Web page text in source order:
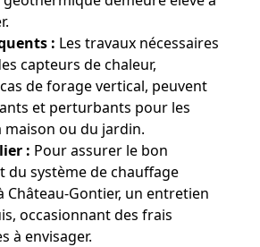
: Les travaux nécessaires
capteurs de chaleur,
de forage vertical, peuvent
et perturbants pour les
maison ou du jardin.
: Pour assurer le bon
système de chauffage
Château-Gontier, un entretien
occasionnant des frais
à envisager.